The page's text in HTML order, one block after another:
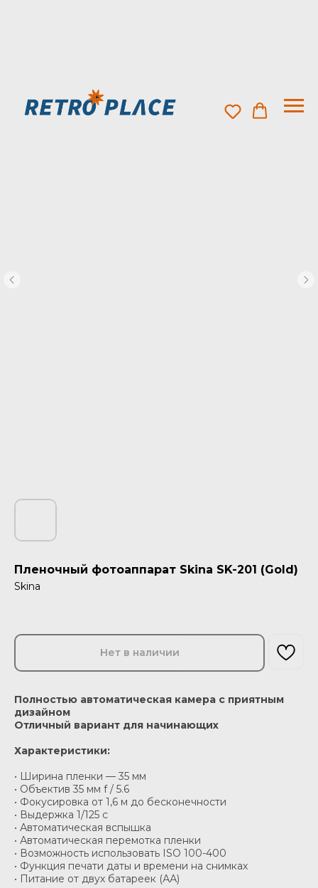
Пленочный фотоаппарат Skina SK-201 (Gold)
Skina
Нет в наличии
Полностью автоматическая камера с приятным
дизайном
Отличный вариант для начинающих
Характеристики:
• Ширина пленки — 35 мм
• Объектив 35 мм f / 5.6
• Фокусировка от 1,6 м до бесконечности
• Выдержка 1/125 c
• Автоматическая вспышка
• Автоматическая перемотка пленки
• Возможность использовать ISO 100-400
• Функция печати даты и времени на снимках
• Питание от двух батареек (АА)